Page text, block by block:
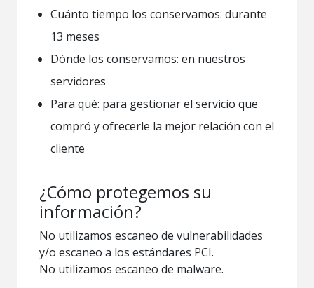
Cuánto tiempo los conservamos: durante
13 meses
Dónde los conservamos: en nuestros
servidores
Para qué: para gestionar el servicio que
compró y ofrecerle la mejor relación con el
cliente
¿Cómo protegemos su
información?
No utilizamos escaneo de vulnerabilidades
y/o escaneo a los estándares PCI.
No utilizamos escaneo de malware.